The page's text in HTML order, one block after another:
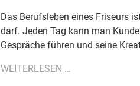
Das Berufsleben eines Friseurs
darf. Jeden Tag kann man
Gespräche führen und seine
WEITERLESEN …